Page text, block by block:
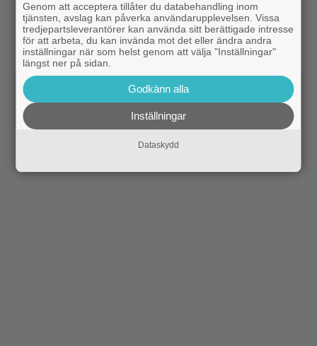
Genom att acceptera tillåter du databehandling inom
tjänsten, avslag kan påverka användarupplevelsen. Vissa
tredjepartsleverantörer kan använda sitt berättigade intresse
för att arbeta, du kan invända mot det eller ändra andra
inställningar när som helst genom att välja "Inställningar"
längst ner på sidan.
Godkänn alla
Inställningar
Dataskydd